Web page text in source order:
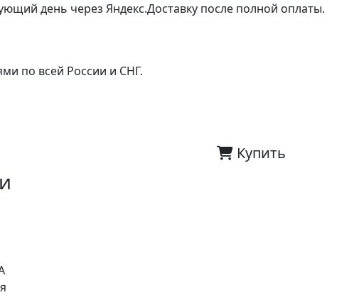
день через Яндекс.Доставку после полной оплаты.
по всей России и СНГ.
Купить